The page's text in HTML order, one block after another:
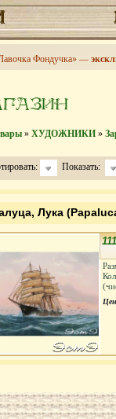
Фондучка» —
» ХУДОЖНИКИ »
Показать:
Лука